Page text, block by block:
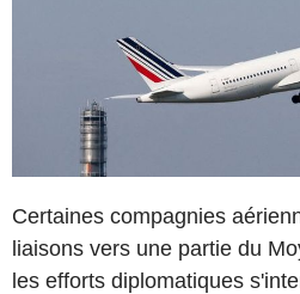
Certaines compagnies
liaisons vers une partie du
les efforts diplomatiques